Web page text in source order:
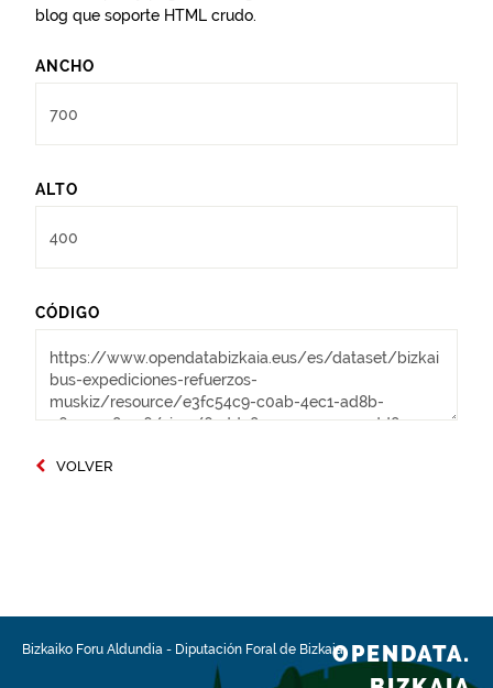
blog que soporte HTML crudo.
ANCHO
ALTO
CÓDIGO
VOLVER
Bizkaiko Foru Aldundia - Diputación Foral de BizkaiaOPENDATA.